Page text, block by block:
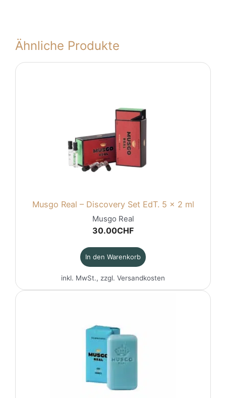
Ähnliche Produkte
Musgo Real – Discovery Set EdT. 5 x 2 ml
Musgo Real
30.00CHF
In den Warenkorb
inkl. MwSt., zzgl. Versandkosten